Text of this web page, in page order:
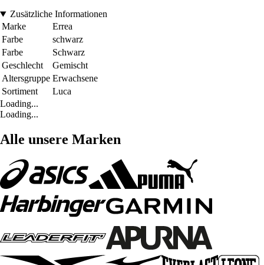
Zusätzliche Informationen
Marke
Errea
Farbe
schwarz
Farbe
Schwarz
Geschlecht
Gemischt
Altersgruppe Erwachsene
Sortiment
Luca
Loading...
Loading...
Alle unsere Marken